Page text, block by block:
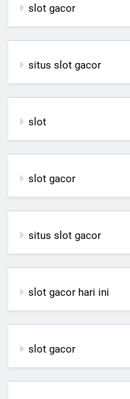
slot gacor
situs slot gacor
slot
slot gacor
situs slot gacor
slot gacor hari ini
slot gacor